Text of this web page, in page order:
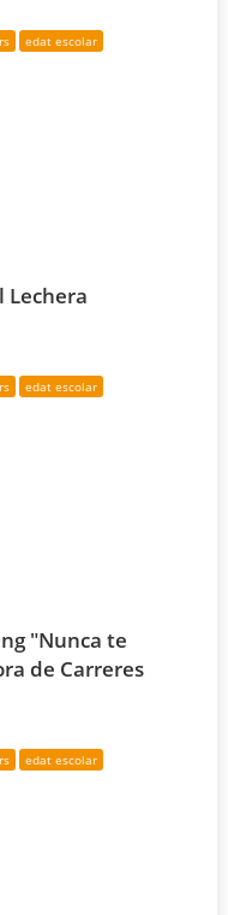
edat escolar
Lechera
edat escolar
"Nunca te
de Carreres
edat escolar